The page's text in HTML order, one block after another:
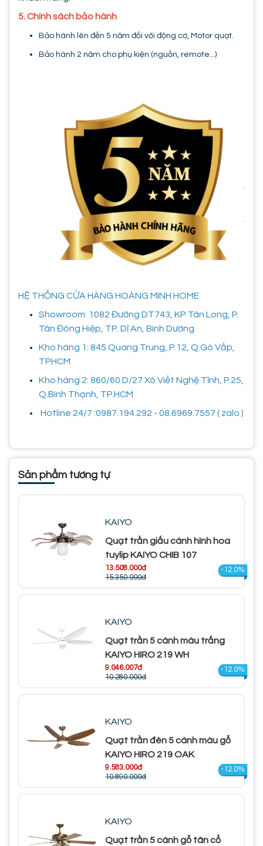
5. Chính sách bảo hành
Bảo hành lên đến 5 năm đối với động cơ, Motor quạt.
Bảo hành 2 năm cho phụ kiện (nguồn, remote...)
HỆ THỐNG CỬA HÀNG HOÀNG MINH HOME
Showroom: 1082 Đường DT743, KP Tân Long, P.
Tân Đông Hiệp, TP. Dĩ An, Bình Dương
Kho hàng 1: 845 Quang Trung, P.12, Q.Gò Vấp,
TPHCM
Kho hàng 2: 860/60 D/27 Xô Viết Nghệ Tĩnh, P.25,
Q.Bình Thạnh, TP.HCM
Hotline 24/7 :0987.194.292 - 08.6969.7557 ( zalo )
Sản phẩm tương tự
KAIYO
Quạt trần giấu cánh hình hoa
tuylip KAIYO CHIB 107
13.508.000đ
15.350.000đ
-12.0%
KAIYO
Quạt trần 5 cánh màu trắng
KAIYO HIRO 219 WH
9.046.007đ
10.280.000đ
-12.0%
KAIYO
Quạt trần đèn 5 cánh màu gỗ
KAIYO HIRO 219 OAK
9.583.000đ
10.890.000đ
-12.0%
KAIYO
Quạt trần 5 cánh gỗ tân cổ